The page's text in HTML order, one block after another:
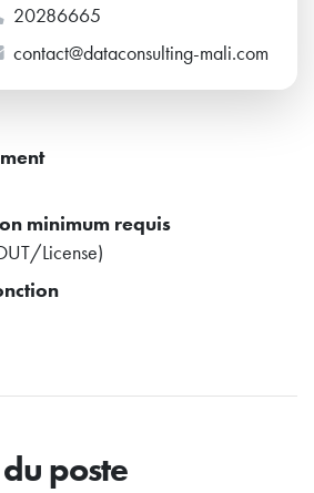
20286665
contact@dataconsulting-mali.com
minimum requis
License)
poste